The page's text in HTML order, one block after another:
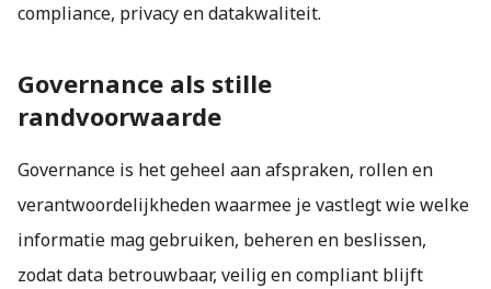
compliance, privacy en datakwaliteit.
Governance als stille
randvoorwaarde
Governance is het geheel aan afspraken, rollen en
verantwoordelijkheden waarmee je vastlegt wie welke
informatie mag gebruiken, beheren en beslissen,
zodat data betrouwbaar, veilig en compliant blijft